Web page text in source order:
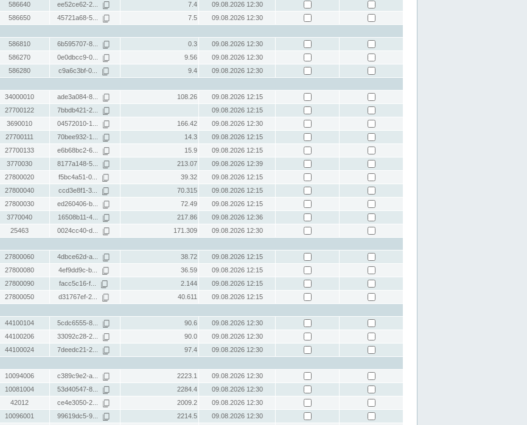
586640 ee52ce62-2... 7.4
09.08.2026 12:30
586650 45721a68-5... 7.5
09.08.2026 12:30
586810 6b595707-8... 0.3
09.08.2026 12:30
586270 0e0dbcc9-0... 9.56
09.08.2026 12:30
586280 c9a6c3bf-0... 9.4
09.08.2026 12:30
34000010 ade3a084-8... 108.26
09.08.2026 12:15
27700122 7bbdb421-2...
09.08.2026 12:15
3690010 04572010-1... 166.42
09.08.2026 12:30
27700111 70bee932-1... 14.3
09.08.2026 12:15
27700133 e6b68bc2-6... 15.9
09.08.2026 12:15
3770030 8177a148-5... 213.07
09.08.2026 12:39
27800020 f5bc4a51-0... 39.32
09.08.2026 12:15
27800040 ccd3e8f1-3... 70.315
09.08.2026 12:15
27800030 ed260406-b... 72.49
09.08.2026 12:15
3770040 16508b11-4... 217.86
09.08.2026 12:36
25463 0024cc40-d... 171.309
09.08.2026 12:30
27800060 4dbce62d-a... 38.72
09.08.2026 12:15
27800080 4ef9dd9c-b... 36.59
09.08.2026 12:15
27800090 facc5c16-f... 2.144
09.08.2026 12:15
27800050 d31767ef-2... 40.611
09.08.2026 12:15
44100104 5cdc6555-8... 90.6
09.08.2026 12:30
44100206 33092c28-2... 90.0
09.08.2026 12:30
44100024 7deedc21-2... 97.4
09.08.2026 12:30
10094006 c389c9e2-a... 2223.1
09.08.2026 12:30
10081004 53d40547-8... 2284.4
09.08.2026 12:30
42012 ce4e3050-2... 2009.2
09.08.2026 12:30
10096001 99619dc5-9... 2214.5
09.08.2026 12:30